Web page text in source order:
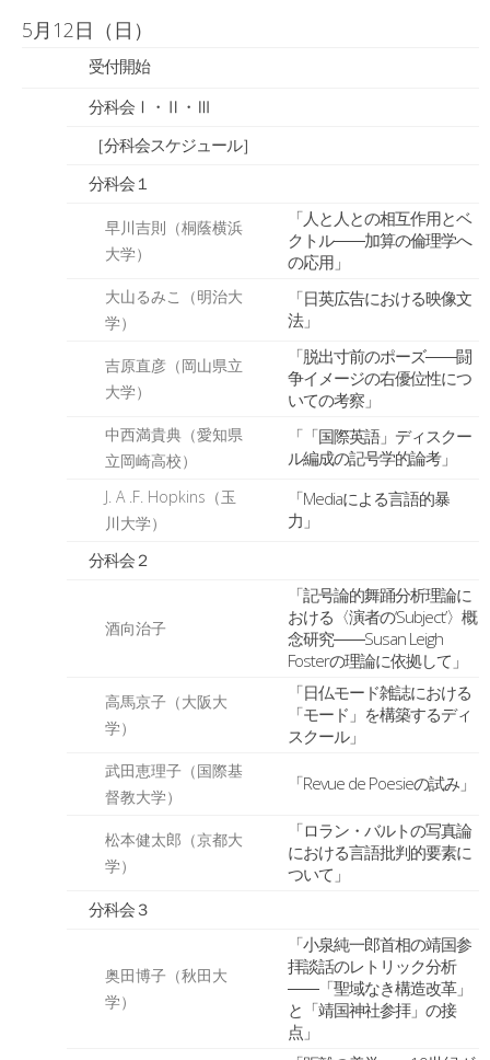
5月12日（日）
受付開始
分科会Ⅰ・Ⅱ・Ⅲ
［分科会スケジュール］
分科会１
早川吉則（桐蔭横浜
大学）
「人と人との相互作用とベ
クトル――加算の倫理学へ
の応用」
大山るみこ（明治大
学）
「日英広告における映像文
法」
吉原直彦（岡山県立
大学）
「脱出寸前のポーズ――闘
争イメージの右優位性につ
いての考察」
中西満貴典（愛知県
立岡崎高校）
「「国際英語」ディスクー
ル編成の記号学的論考」
J. A .F. Hopkins（玉
川大学）
「Mediaによる言語的暴
力」
分科会２
酒向治子
「記号論的舞踊分析理論に
おける〈演者の‘Subject’〉概
念研究――Susan Leigh
Fosterの理論に依拠して」
高馬京子（大阪大
学）
「日仏モード雑誌における
「モード」を構築するディ
スクール」
武田恵理子（国際基
督教大学）
「Revue de Poesieの試み」
松本健太郎（京都大
学）
「ロラン・バルトの写真論
における言語批判的要素に
ついて」
分科会３
奥田博子（秋田大
学）
「小泉純一郎首相の靖国参
拝談話のレトリック分析
――「聖域なき構造改革」
と「靖国神社参拝」の接
点」